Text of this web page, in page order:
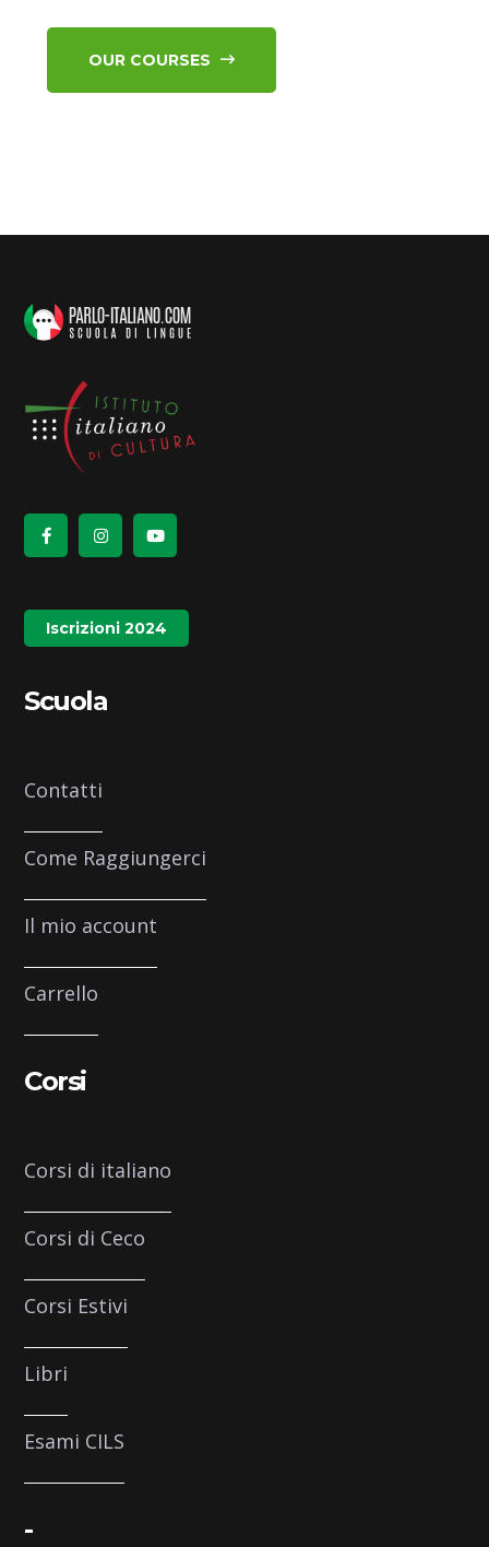
OUR COURSES
Iscrizioni 2024
Scuola
Contatti
Come Raggiungerci
Il mio account
Carrello
Corsi
Corsi di italiano
Corsi di Ceco
Corsi Estivi
Libri
Esami CILS
-